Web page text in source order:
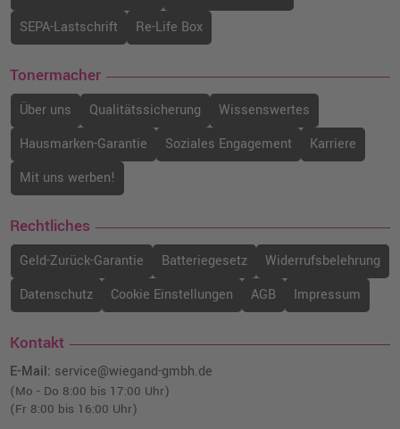
SEPA-Lastschrift
Re-Life Box
Tonermacher
Über uns Qualitätssicherung
Wissenswertes
Hausmarken-Garantie
Soziales Engagement
Karriere
Mit uns werben!
Rechtliches
Geld-Zurück-Garantie Batteriegesetz
Widerrufsbelehrung
Datenschutz
Cookie Einstellungen AGB Impressum
Kontakt
E-Mail: service@wiegand-gmbh.de
(Mo - Do 8:00 bis 17:00 Uhr)
(Fr 8:00 bis 16:00 Uhr)